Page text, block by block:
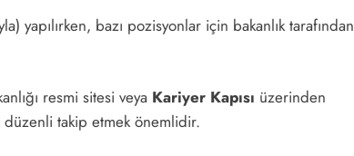
yapılırken, bazı pozisyonlar için bakanlık tarafından
resmi sitesi veya Kariyer Kapısı üzerinden
düzenli takip etmek önemlidir.